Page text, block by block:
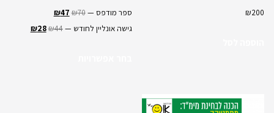
₪200 ספר מודפס — ₪70
₪47
גישה אונליין לחודש —
₪44
₪28